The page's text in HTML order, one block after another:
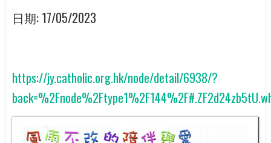
日期: 17/05/2023
https://jy.catholic.org.hk/node/detail/6938/?